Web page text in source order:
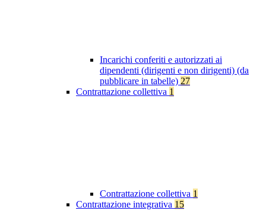
Incarichi conferiti e autorizzati ai
dipendenti (dirigenti e non dirigenti) (da
pubblicare in tabelle) 27
Contrattazione collettiva 1
Contrattazione collettiva 1
Contrattazione integrativa 15